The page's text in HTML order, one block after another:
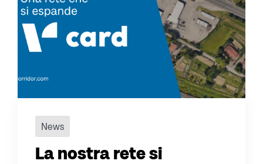
News
La nostra rete si